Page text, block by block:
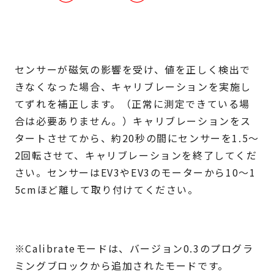
センサーが磁気の影響を受け、値を正しく検出で
きなくなった場合、キャリブレーションを実施し
てずれを補正します。（正常に測定できている場
合は必要ありません。）キャリブレーションをス
タートさせてから、約20秒の間にセンサーを1.5～
2回転させて、キャリブレーションを終了してくだ
さい。センサーはEV3やEV3のモーターから10～1
5cmほど離して取り付けてください。
※Calibrateモードは、バージョン0.3のプログラ
ミングブロックから追加されたモードです。